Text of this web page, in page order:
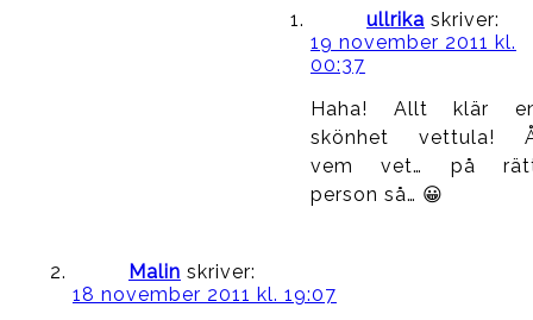
ullrika skriver:
19 november 2011 kl.
00:37
Haha! Allt klär
skönhet vettula!
vem vet… på
person så… 😀
Malin skriver:
18 november 2011 kl. 19:07